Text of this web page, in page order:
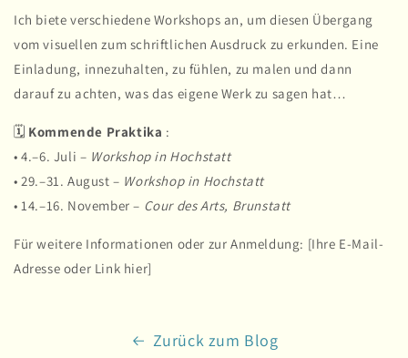
Ich biete verschiedene Workshops an, um diesen Übergang
vom visuellen zum schriftlichen Ausdruck zu erkunden. Eine
Einladung, innezuhalten, zu fühlen, zu malen und dann
darauf zu achten, was das eigene Werk zu sagen hat…
🗓 Kommende Praktika :
• 4.–6. Juli – Workshop in Hochstatt
• 29.–31. August – Workshop in Hochstatt
• 14.–16. November – Cour des Arts, Brunstatt
Für weitere Informationen oder zur Anmeldung: [Ihre E-Mail-
Adresse oder Link hier]
Zurück zum Blog